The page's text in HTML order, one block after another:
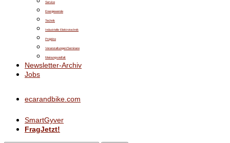
Service
Energiewende
Technik
Industrielle Elektrotechnik
Projekte
Veranstaltungen/Seminare
Meinungsvielfalt
Newsletter-Archiv
Jobs
ecarandbike.com
SmartGyver
FragJetzt!